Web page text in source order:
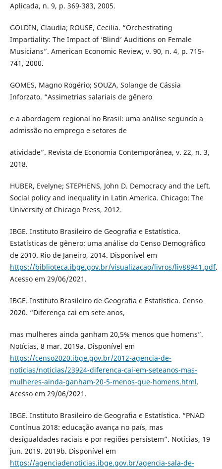
Aplicada, n. 9, p. 369-383, 2005.
GOLDIN, Claudia; ROUSE, Cecilia. “Orchestrating
Impartiality: The Impact of ‘Blind’ Auditions on Female
Musicians”. American Economic Review, v. 90, n. 4, p. 715-
741, 2000.
GOMES, Magno Rogério; SOUZA, Solange de Cássia
Inforzato. “Assimetrias salariais de gênero
e a abordagem regional no Brasil: uma análise segundo a
admissão no emprego e setores de
atividade”. Revista de Economia Contemporânea, v. 22, n. 3,
2018.
HUBER, Evelyne; STEPHENS, John D. Democracy and the Left.
Social policy and inequality in Latin America. Chicago: The
University of Chicago Press, 2012.
IBGE. Instituto Brasileiro de Geografia e Estatística.
Estatísticas de gênero: uma análise do Censo Demográfico
de 2010. Rio de Janeiro, 2014. Disponível em
https://biblioteca.ibge.gov.br/visualizacao/livros/liv88941.pdf.
Acesso em 29/06/2021.
IBGE. Instituto Brasileiro de Geografia e Estatística. Censo
2020. “Diferença cai em sete anos,
mas mulheres ainda ganham 20,5% menos que homens”.
Notícias, 8 mar. 2019a. Disponível em
https://censo2020.ibge.gov.br/2012-agencia-de-
noticias/noticias/23924-diferenca-cai-em-seteanos-mas-
mulheres-ainda-ganham-20-5-menos-que-homens.html.
Acesso em 29/06/2021.
IBGE. Instituto Brasileiro de Geografia e Estatística. “PNAD
Contínua 2018: educação avança no país, mas
desigualdades raciais e por regiões persistem”. Notícias, 19
jun. 2019. 2019b. Disponível em
https://agenciadenoticias.ibge.gov.br/agencia-sala-de-